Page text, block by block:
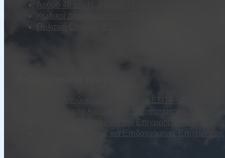
Άρθρο 40 του Ν. 4488/2017 (Α137/13.09.2017)
Κωδικοί Δραστηριοτήτων (ΣΤΑΚΟΔ)
Πολιτική Cookies (ΕΕ)
Τα Επιδοτούμενα Προγράμματα ΕΣΠΑ – ΔΥΠΑ
Προετοιμασία Ανέργου για Επιχειρηματική
Επιλέξιμες Δαπάνες για την Επιχειρηματικότητα
Επιλέξιμες Δαπάνες για Επιδοτούμενες